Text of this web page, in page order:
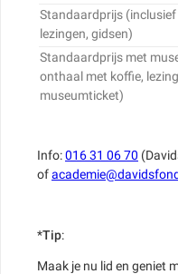
Standaardprijs
lezingen, gidsen)
Standaardprijs met
onthaal met koffie,
museumticket)
Info:016 31 06 70
of
*Tip:
Maak je nu lid en geniet